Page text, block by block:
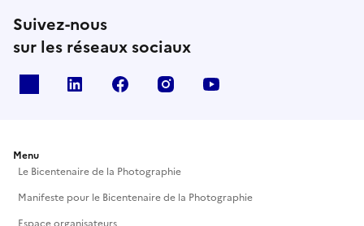
sociétés contemporaines. Les artistes présenté·es
:Carolina Arantes, Sabrina Belouaar, Mohamed
Gosset, Gil Lesage, Anne Mocaër, Adriana Pagliai,
Suivez-nous
sur les réseaux sociaux
Linkedin Facebook Instagram
Menu
Le Bicentenaire de la Photographie
Manifeste pour le Bicentenaire de la Photographie